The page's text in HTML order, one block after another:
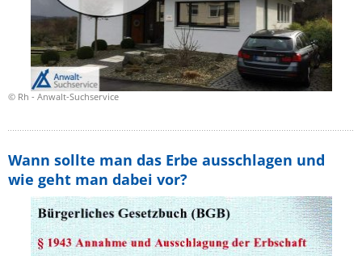
© Rh - Anwalt-Suchservice
Wann sollte man das Erbe ausschlagen und
wie geht man dabei vor?